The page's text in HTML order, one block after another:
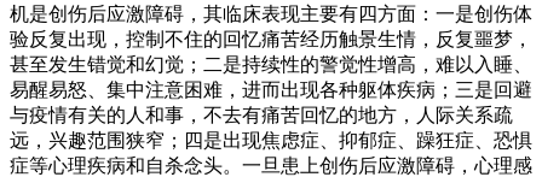
机是创伤后应激障碍，其临床表现主要有四方面：一是创伤体
验反复出现，控制不住的回忆痛苦经历触景生情，反复噩梦，
甚至发生错觉和幻觉；二是持续性的警觉性增高，难以入睡、
易醒易怒、集中注意困难，进而出现各种躯体疾病；三是回避
与疫情有关的人和事，不去有痛苦回忆的地方，人际关系疏
远，兴趣范围狭窄；四是出现焦虑症、抑郁症、躁狂症、恐惧
症等心理疾病和自杀念头。一旦患上创伤后应激障碍，心理感